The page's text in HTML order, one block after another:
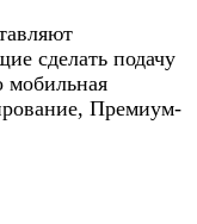
сделать подачу
мобильная
Премиум-